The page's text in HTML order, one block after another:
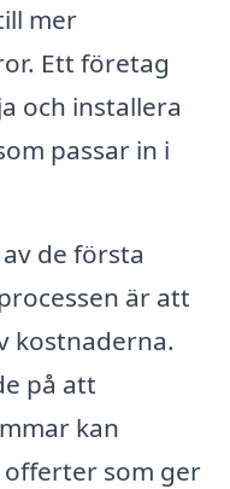
mer
Ett företag
och installera
passar in i
av de första
är att
kostnaderna.
på att
kan
som ger